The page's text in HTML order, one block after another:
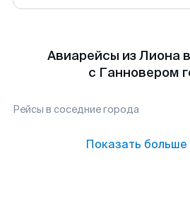
Авиарейсы из Лиона
с Ганновером
Рейсы в соседние города
Показать больше